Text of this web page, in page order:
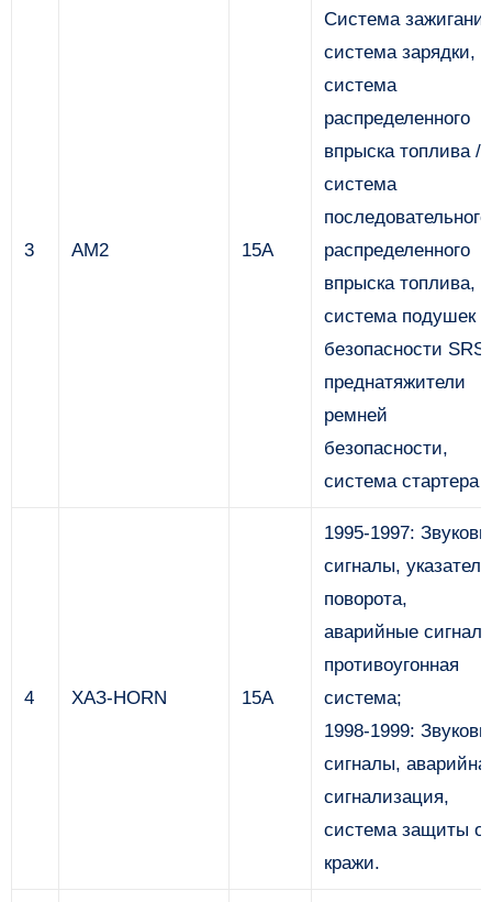
3 AM2 15А
Система
система зарядки,
система
распределенного
впрыска топлива /
система
последовательного
распределенного
впрыска топлива,
система подушек
безопасности SRS,
преднатяжители
ремней
безопасности,
система стартера
4 ХАЗ-HORN 15А
1995-1997:
сигналы, указатели
поворота,
аварийные
противоугонная
система;
1998-1999:
сигналы,
сигнализация,
система защиты от
кражи.